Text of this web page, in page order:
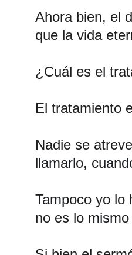
Ahora bien, el
que la vida
¿Cuál es el
El tratamiento
Nadie se
llamarlo,
Tampoco yo lo
no es lo